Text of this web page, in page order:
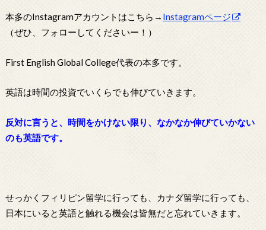
本多のInstagramアカウントはこちら→ Instagramページ
（ぜひ、フォローしてくださいー！）
First English Global College代表の本多です。
英語は時間の投資でいくらでも伸びていきます。
反対に言うと、時間をかけない限り、なかなか伸びていかない
のも英語です。
せっかくフィリピン留学に行っても、カナダ留学に行っても、
日本にいると英語と触れる機会は皆無だと忘れていきます。